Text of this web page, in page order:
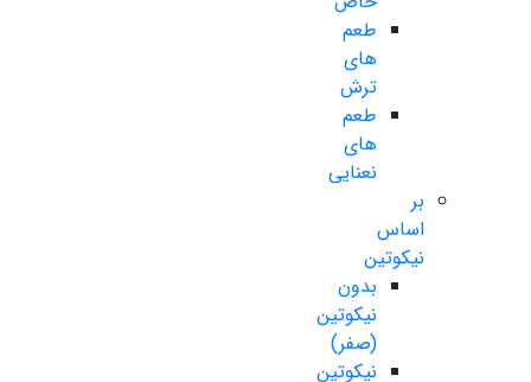
طعم
های
ترش
طعم
های
نعنایی
بر
اساس
نیکوتین
بدون
نیکوتین
(صفر)
نیکوتین